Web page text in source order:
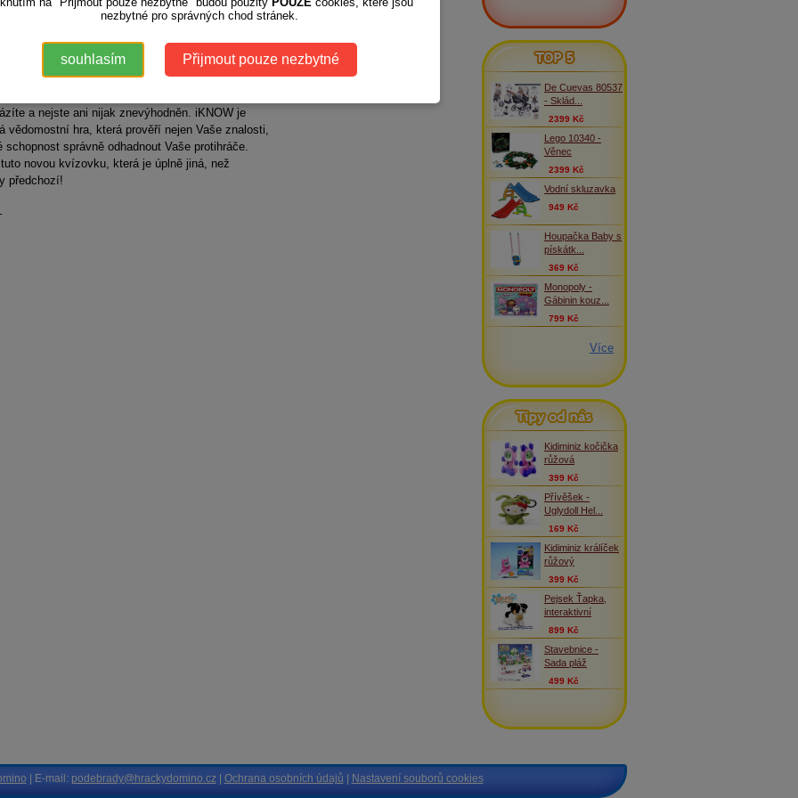
nejvíc žetonů, protože jste to měli nejtěžší. Ale
odhadli úspěšnost vašeho spoluhráče,
také žeton. Co vás možná potěší nejvíc a co
hru iKNOW od ostatních kvízových her, je to, že
a nejste ani nijak znevýhodněn. iKNOW je
vědomostní hra, která prověří nejen Vaše znalosti,
schopnost správně odhadnout Vaše protihráče.
novou kvízovku, která je úplně jiná, než
předchozí!
TOP 5
De Cuevas 80537
- Sklád...
2399 Kč
Lego 10340 -
Věnec
2399 Kč
Vodní skluzavka
949 Kč
Houpačka Baby s
pískátk...
369 Kč
Monopoly -
Gábinin kouz...
799 Kč
Více
Tipy od nás
Kidiminiz kočička
růžová
399 Kč
Přívěšek -
Uglydoll Hel...
169 Kč
Kidiminiz králíček
růžový
399 Kč
Pejsek Ťapka,
interaktivní
899 Kč
Stavebnice -
Sada pláž
499 Kč
nezbytné pro správných chod stránek.
souhlasím Přijmout pouze nezbytné
| E-mail: podebrady@hrackydomino.cz| Ochrana osobních údajů Nastavení souborů cookies